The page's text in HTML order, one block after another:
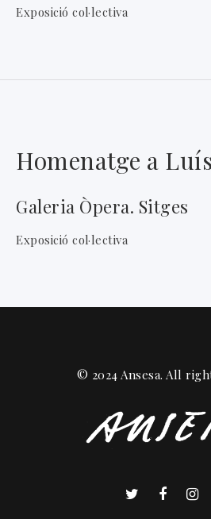
Exposició col·lectiva
Homenatge a
Galeria Òpera. Sitges
Exposició col·lectiva
© 2024 Ansesa. All